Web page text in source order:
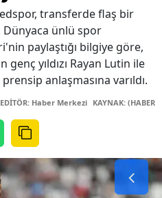
transferde flaş bir
Dünyaca ünlü spor
paylaştığı bilgiye göre,
genç yıldızı Rayan Lutin ile
anlaşmasına varıldı.
EDİTÖR: Haber Merkezi KAYNAK: (HABER